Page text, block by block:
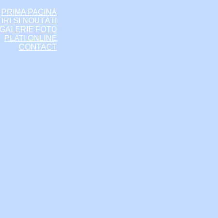
PRIMA PAGINĂ
ȘI NOUȚĂȚI
GALERIE FOTO
PLATI ONLINE
CONTACT